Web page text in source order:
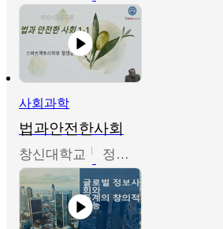
사회과학
법과안전한사회
창신대학교 정연균